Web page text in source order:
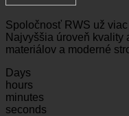
Spoločnosť RWS už
Najvyššia úroveň kvality
materiálov a moderné
Days
hours
minutes
seconds